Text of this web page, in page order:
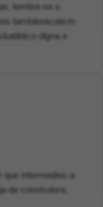
lembre-se o
tamb&eacute;m
digna e
que intermediou a
de construtora.